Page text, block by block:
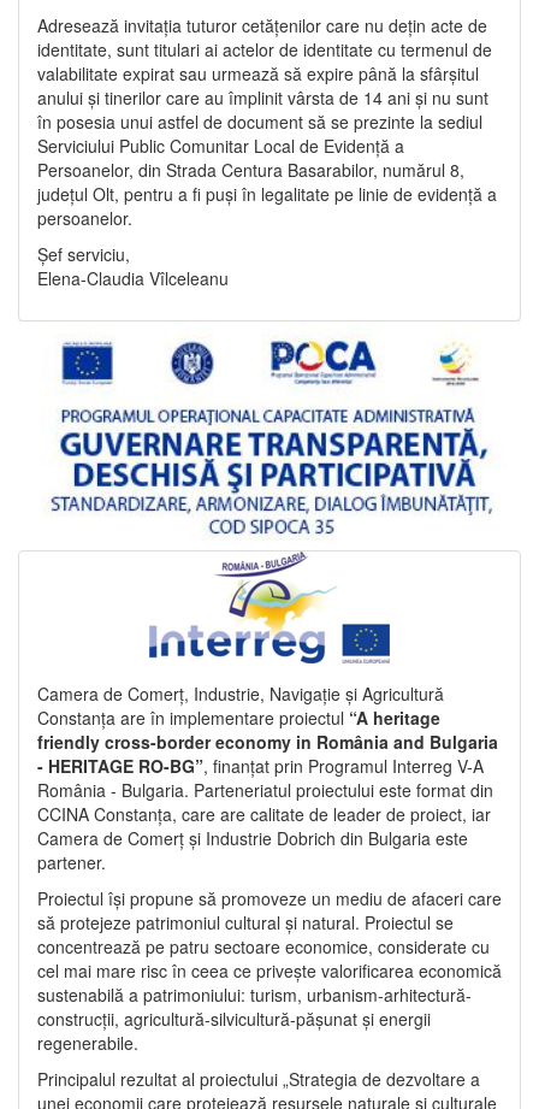
Adresează invitația tuturor cetățenilor care nu dețin acte de
identitate, sunt titulari ai actelor de identitate cu termenul de
valabilitate expirat sau urmează să expire până la sfârșitul
anului și tinerilor care au împlinit vârsta de 14 ani și nu sunt
în posesia unui astfel de document să se prezinte la sediul
Serviciului Public Comunitar Local de Evidență a
Persoanelor, din Strada Centura Basarabilor, numărul 8,
județul Olt, pentru a fi puși în legalitate pe linie de evidență a
persoanelor.
Șef serviciu,
Elena-Claudia Vîlceleanu
Camera de Comerț, Industrie, Navigație și Agricultură
Constanța are în implementare proiectul “A heritage
friendly cross-border economy in România and Bulgaria
- HERITAGE RO-BG”, finanțat prin Programul Interreg V-A
România - Bulgaria. Parteneriatul proiectului este format din
CCINA Constanța, care are calitate de leader de proiect, iar
Camera de Comerț și Industrie Dobrich din Bulgaria este
partener.
Proiectul își propune să promoveze un mediu de afaceri care
să protejeze patrimoniul cultural și natural. Proiectul se
concentrează pe patru sectoare economice, considerate cu
cel mai mare risc în ceea ce privește valorificarea economică
sustenabilă a patrimoniului: turism, urbanism-arhitectură-
construcții, agricultură-silvicultură-pășunat și energii
regenerabile.
Principalul rezultat al proiectului „Strategia de dezvoltare a
unei economii care protejează resursele naturale și culturale